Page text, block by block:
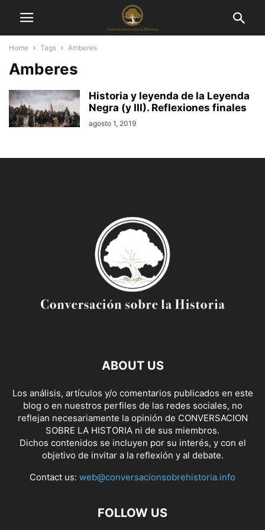
Home Tags Amberes
Amberes
Historia y leyenda de la Leyenda
Negra (y III). Reflexiones finales
agosto 1, 2019
ABOUT US
Los análisis, artículos y/o comentarios publicados en este
blog o en nuestros perfiles de las redes sociales, no
reflejan necesariamente la opinión de CONVERSACION
SOBRE LA HISTORIA ni de sus miembros.
Dichos contenidos se incluyen por su interés, y con el
objetivo de invitar a la reflexión y al debate.
Contact us: web@conversacionsobrehistoria.info
FOLLOW US